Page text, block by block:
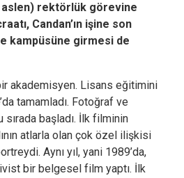
rektörlük görevine
Candan’ın işine son
kampüsüne girmesi de
akademisyen. Lisans eğitimini
tamamladı. Fotoğraf ve
başladı. İlk filminin
atlarla olan çok özel ilişkisi
Aynı yıl, yani 1989’da,
bir belgesel film yaptı. İlk